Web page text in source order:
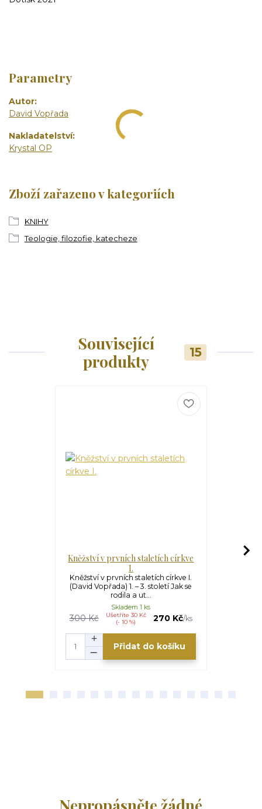
Parametry
Autor
David Vopřada
Nakladatelství
Krystal OP
Zboží zařazeno v kategoriích
KNIHY
Teologie, filozofie, katecheze
Související
produkty
15
Kněžství v prvních staletích církve
I.
Kněžství v prvních staletích církve I.
(David Vopřada) 1. – 3. století Jak se
rodila a ut...
300 Kč
Ušetříte 30 Kč
(- 10 %)
270 Kč/ks
Skladem 1 ks
Přidat do košíku
Kněžství